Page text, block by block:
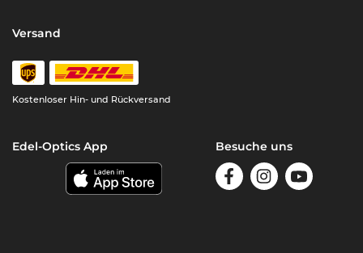
Versand
Kostenloser Hin- und Rückversand
Edel-Optics App Besuche uns